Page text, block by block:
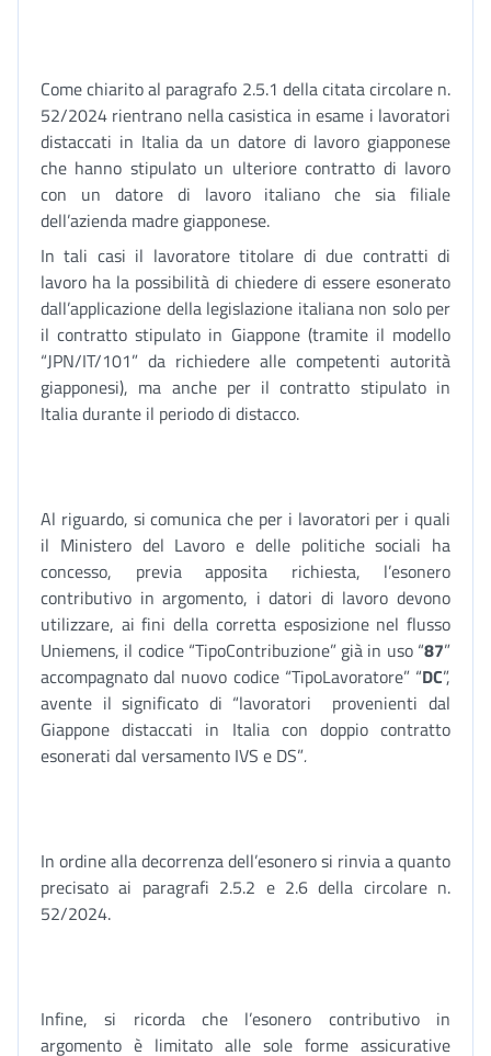
Come chiarito al paragrafo 2.5.1 della citata circolare n.
52/2024 rientrano nella casistica in esame i lavoratori
distaccati in Italia da un datore di lavoro giapponese
che hanno stipulato un ulteriore contratto di lavoro
con un datore di lavoro italiano che sia filiale
dell’azienda madre giapponese.
In tali casi il lavoratore titolare di due contratti di
lavoro ha la possibilità di chiedere di essere esonerato
dall’applicazione della legislazione italiana non solo per
il contratto stipulato in Giappone (tramite il modello
“JPN/IT/101” da richiedere alle competenti autorità
giapponesi), ma anche per il contratto stipulato in
Italia durante il periodo di distacco.
Al riguardo, si comunica che per i lavoratori per i quali
il Ministero del Lavoro e delle politiche sociali ha
concesso, previa apposita richiesta, l’esonero
contributivo in argomento, i datori di lavoro devono
utilizzare, ai fini della corretta esposizione nel flusso
Uniemens, il codice “TipoContribuzione” già in uso “87”
accompagnato dal nuovo codice “TipoLavoratore” “DC”,
avente il significato di “lavoratori provenienti dal
Giappone distaccati in Italia con doppio contratto
esonerati dal versamento IVS e DS”.
In ordine alla decorrenza dell’esonero si rinvia a quanto
precisato ai paragrafi 2.5.2 e 2.6 della circolare n.
52/2024.
Infine, si ricorda che l’esonero contributivo in
argomento è limitato alle sole forme assicurative